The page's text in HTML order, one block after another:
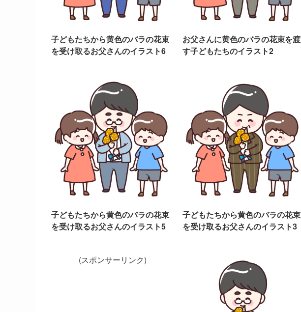
子どもたちから黄色のバラの花束
を受け取るお父さんのイラスト6
お父さんに黄色のバラの花束を渡
す子どもたちのイラスト2
子どもたちから黄色のバラの花束
を受け取るお父さんのイラスト5
子どもたちから黄色のバラの花束
を受け取るお父さんのイラスト3
(スポンサーリンク)